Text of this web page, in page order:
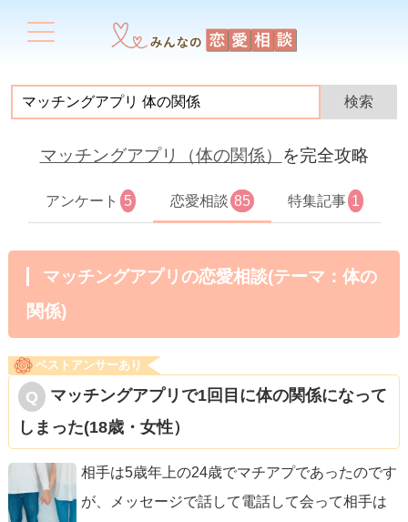
マッチングアプリ（体の関係） を完全攻略
アンケート 5 恋愛相談 85 特集記事 1
マッチングアプリの恋愛相談(テーマ：体の
関係)
ベストアンサーあり
マッチングアプリで1回目に体の関係になって
しまった(18歳・女性）
相手は5歳年上の24歳でマチアプであったのです
が、メッセージで話して電話して会って相手は